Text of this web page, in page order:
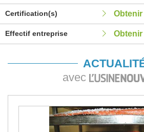
Certification(s)
Effectif entreprise
avec